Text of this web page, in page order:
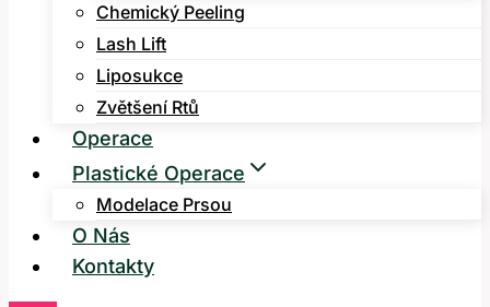
Chemický Peeling
Lash Lift
Liposukce
Zvětšení Rtů
Operace
Plastické Operace
Modelace Prsou
O Nás
Kontakty